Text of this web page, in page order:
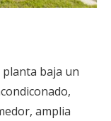
planta baja un
amplia